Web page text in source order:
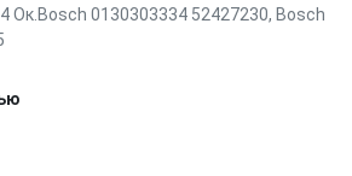
Ок.Bosch 0130303334 52427230, Bosch